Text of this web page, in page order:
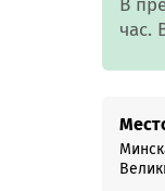
В
час.